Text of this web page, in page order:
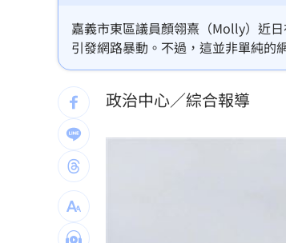
孫燕姿悲慟現身告別式！送
父代簽…兒「14天教召不去
許忠信質詢炫耀飛行夾克！
嘉義市東區議員顏翎熹（Molly）近
引發網路暴動。不過，這並非單純的
下來的連續降雨應提前準備，並大力
導的妙招，不僅成功吸引萬人目光，
政治中心／綜合報導